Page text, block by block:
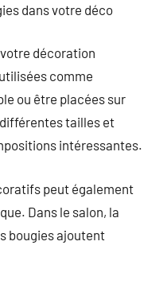
dans votre déco
décoration
comme
ou être placées sur
tailles et
intéressantes.
peut également
Dans le salon, la
bougies ajoutent